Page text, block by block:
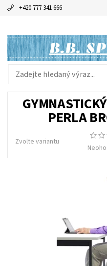
+420 777 341 666
PERLA
Zvolte variantu